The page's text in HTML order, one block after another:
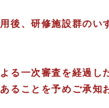
後、研修施設群のい
る一次審査を経過し
ることを予めご承知